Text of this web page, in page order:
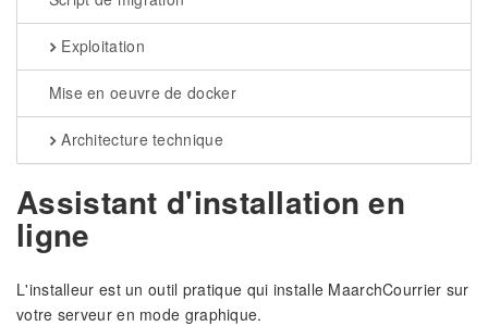
Exploitation
Mise en oeuvre de docker
Architecture technique
Assistant d'installation en
ligne
L'installeur est un outil pratique qui installe MaarchCourrier sur
votre serveur en mode graphique.